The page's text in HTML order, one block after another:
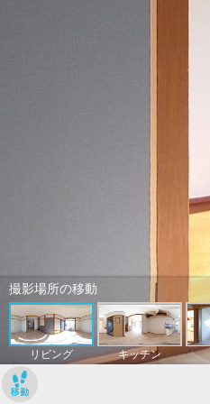
撮影場所の移動
リビング キッチン